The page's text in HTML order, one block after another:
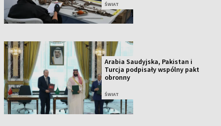
ŚWIAT
Arabia Saudyjska, Pakistan i
Turcja podpisały wspólny pakt
obronny
ŚWIAT